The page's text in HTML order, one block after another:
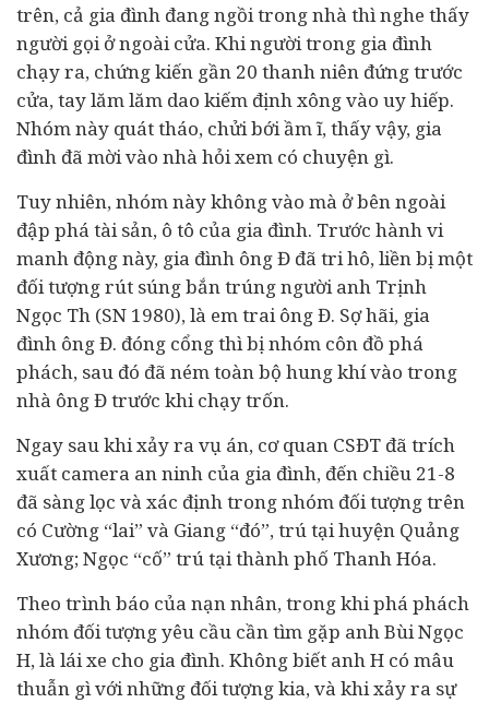
trên, cả gia đình đang ngồi trong nhà thì nghe thấy
người gọi ở ngoài cửa. Khi người trong gia đình
chạy ra, chứng kiến gần 20 thanh niên đứng trước
cửa, tay lăm lăm dao kiếm định xông vào uy hiếp.
Nhóm này quát tháo, chửi bới ầm ĩ, thấy vậy, gia
đình đã mời vào nhà hỏi xem có chuyện gì.
Tuy nhiên, nhóm này không vào mà ở bên ngoài
đập phá tài sản, ô tô của gia đình. Trước hành vi
manh động này, gia đình ông Đ đã tri hô, liền bị một
đối tượng rút súng bắn trúng người anh Trịnh
Ngọc Th (SN 1980), là em trai ông Đ. Sợ hãi, gia
đình ông Đ. đóng cổng thì bị nhóm côn đồ phá
phách, sau đó đã ném toàn bộ hung khí vào trong
nhà ông Đ trước khi chạy trốn.
Ngay sau khi xảy ra vụ án, cơ quan CSĐT đã trích
xuất camera an ninh của gia đình, đến chiều 21-8
đã sàng lọc và xác định trong nhóm đối tượng trên
có Cường “lai” và Giang “đó”, trú tại huyện Quảng
Xương; Ngọc “cố” trú tại thành phố Thanh Hóa.
Theo trình báo của nạn nhân, trong khi phá phách
nhóm đối tượng yêu cầu cần tìm gặp anh Bùi Ngọc
H, là lái xe cho gia đình. Không biết anh H có mâu
thuẫn gì với những đối tượng kia, và khi xảy ra sự